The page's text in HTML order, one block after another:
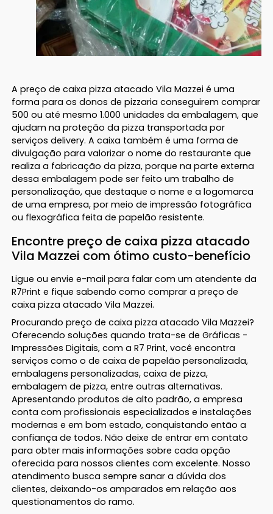
A preço de caixa pizza atacado Vila Mazzei é uma
forma para os donos de pizzaria conseguirem comprar
500 ou até mesmo 1.000 unidades da embalagem, que
ajudam na proteção da pizza transportada por
serviços delivery. A caixa também é uma forma de
divulgação para valorizar o nome do restaurante que
realiza a fabricação da pizza, porque na parte externa
dessa embalagem pode ser feito um trabalho de
personalização, que destaque o nome e a logomarca
de uma empresa, por meio de impressão fotográfica
ou flexográfica feita de papelão resistente.
Encontre preço de caixa pizza atacado
Vila Mazzei com ótimo custo-benefício
Ligue ou envie e-mail para falar com um atendente da
R7Print e fique sabendo como comprar a preço de
caixa pizza atacado Vila Mazzei.
Procurando preço de caixa pizza atacado Vila Mazzei?
Oferecendo soluções quando trata-se de Gráficas -
Impressões Digitais, com a R7 Print, você encontra
serviços como o de caixa de papelão personalizada,
embalagens personalizadas, caixa de pizza,
embalagem de pizza, entre outras alternativas.
Apresentando produtos de alto padrão, a empresa
conta com profissionais especializados e instalações
modernas e em bom estado, conquistando então a
confiança de todos. Não deixe de entrar em contato
para obter mais informações sobre cada opção
oferecida para nossos clientes com excelente. Nosso
atendimento busca sempre sanar a dúvida dos
clientes, deixando-os amparados em relação aos
questionamentos do ramo.